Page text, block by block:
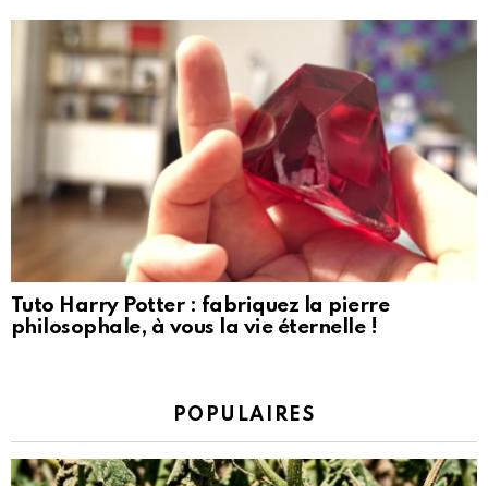
Tuto Harry Potter : fabriquez la pierre
philosophale, à vous la vie éternelle !
POPULAIRES